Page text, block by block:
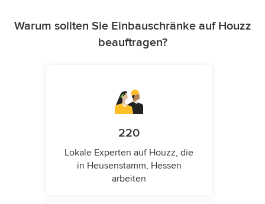
Warum sollten Sie Einbauschränke auf Houzz
beauftragen?
220
Lokale Experten auf Houzz, die
in Heusenstamm, Hessen
arbeiten